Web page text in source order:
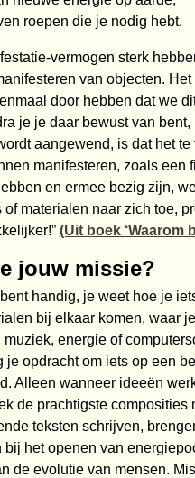
roepen die je nodig hebt.
vermogen sterk
van objecten.
door hebben dat we
je je daar bewust van
aangewend, is dat het
manifesteren, zoals een
en ermee bezig zijn,
of materialen naar zich toe,
(Uit boek ‘Waarom
jouw missie?
handig, je weet hoe je
bij elkaar komen, waar
muziek, energie of
je opdracht om iets op een
Alleen wanneer ideeën
de prachtigste
teksten schrijven,
het openen van
de evolutie van mensen.